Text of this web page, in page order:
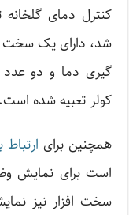
کنترل دمای
شد، دارای یک سخت
گیری دما و دو
کولر تعبیه شده است.
همچنین برای
است برای نمایش
سخت افزار نیز